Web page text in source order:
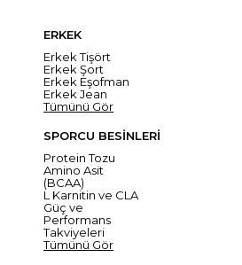
ERKEK
Erkek Tişört
Erkek Şort
Erkek Eşofman
Erkek Jean
Tümünü Gör
SPORCU BESİNLERİ
Protein Tozu
Amino Asit
(BCAA)
L Karnitin ve CLA
Güç ve
Performans
Takviyeleri
Tümünü Gör